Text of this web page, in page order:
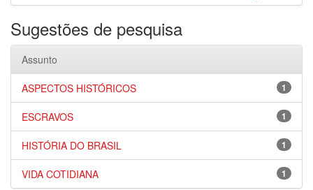
Sugestões de pesquisa
Assunto
1
ASPECTOS HISTÓRICOS
1
ESCRAVOS
1
HISTÓRIA DO BRASIL
1
VIDA COTIDIANA